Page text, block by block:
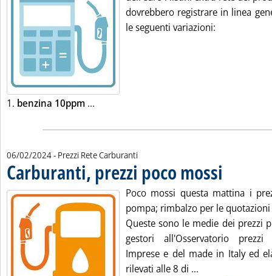
dovrebbero registrare in linea
le seguenti variazioni:
1. benzina 10ppm ...
06/02/2024- Prezzi Rete Carburanti
Carburanti, prezzi poco mossi
Poco mossi questa mattina i
pompa; rimbalzo per le
Queste sono le medie dei prezzi
gestori all'Osservatorio
Imprese e del made in Italy ed
rilevati alle 8 di ...